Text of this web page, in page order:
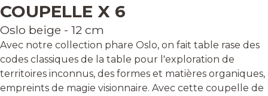
COUPELLE X 6
Oslo beige - 12 cm
Avec notre collection phare Oslo, on fait table rase des
codes classiques de la table pour l'exploration de
territoires inconnus, des formes et matières organiques,
empreints de magie visionnaire. Avec cette coupelle de